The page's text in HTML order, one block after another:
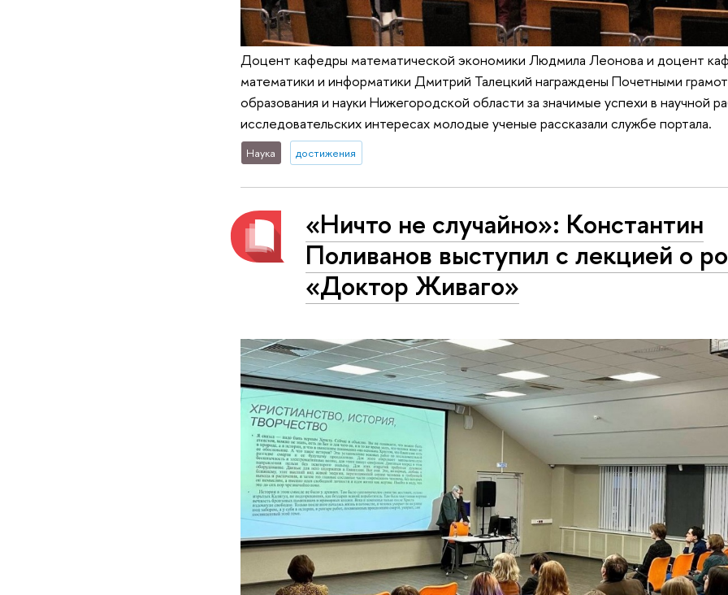
Доцент кафедры математической экономики Людмила Леонова и доцент
математики и информатики Дмитрий Талецкий награждены Почетными
образования и науки Нижегородской области за значимые успехи в научной
исследовательских интересах молодые ученые рассказали службе портала.
Наука достижения
«Ничто не случайно»: Константин
Поливанов выступил с лекцией о
«Доктор Живаго»